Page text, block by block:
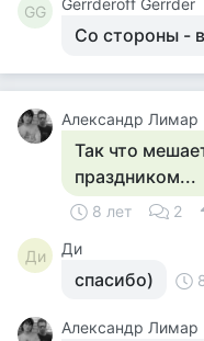
GG Gerrderoff Gerrder
Со стороны -
Александр Лимар
Так что
праздником...
8 лет 2
Ди Ди
спасибо)
Александр Лимар